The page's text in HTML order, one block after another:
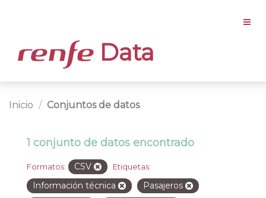
Data
Inicio Conjuntos de datos
1 conjunto de datos encontrado
Formatos: CSV Etiquetas:
Información técnica
Pasajeros